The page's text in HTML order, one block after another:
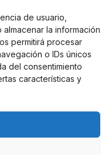
de usuario,
la información
permitirá procesar
o IDs únicos
del consentimiento
características y
con Bitcoin y
Argentina 2025
iOS en la Unión